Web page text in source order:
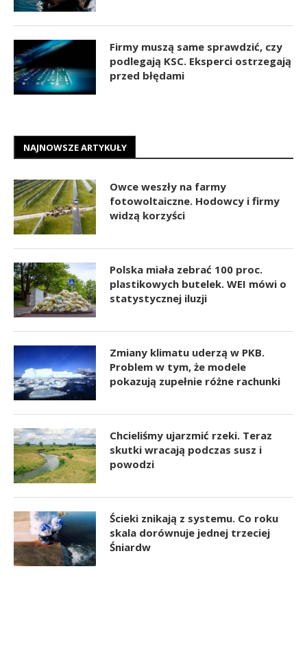
Firmy muszą same sprawdzić, czy
podlegają KSC. Eksperci ostrzegają
przed błędami
NAJNOWSZE ARTYKUŁY
Owce weszły na farmy
fotowoltaiczne. Hodowcy i firmy
widzą korzyści
Polska miała zebrać 100 proc.
plastikowych butelek. WEI mówi o
statystycznej iluzji
Zmiany klimatu uderzą w PKB.
Problem w tym, że modele
pokazują zupełnie różne rachunki
Chcieliśmy ujarzmić rzeki. Teraz
skutki wracają podczas susz i
powodzi
Ścieki znikają z systemu. Co roku
skala dorównuje jednej trzeciej
Śniardw